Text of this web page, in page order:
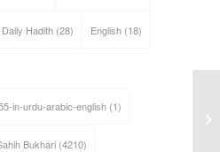
Daily Hadith(28) English(18)
in-urdu-arabic-english(1)
Bukhari(4210)